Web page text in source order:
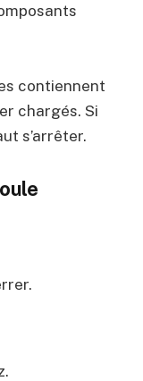
contiennent
chargés. Si
s’arrêter.